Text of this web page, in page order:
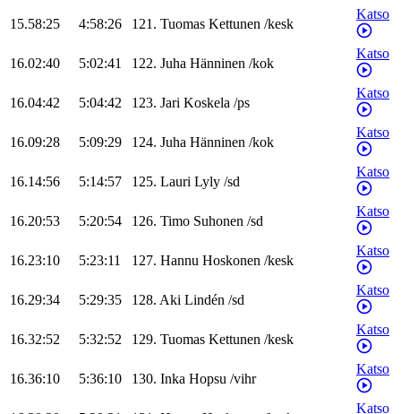
15.58:25 4:58:26 121. Tuomas Kettunen /kesk
Katso
16.02:40 5:02:41 122. Juha Hänninen /kok
Katso
16.04:42 5:04:42 123. Jari Koskela /ps
Katso
16.09:28 5:09:29 124. Juha Hänninen /kok
Katso
16.14:56 5:14:57 125. Lauri Lyly /sd
Katso
16.20:53 5:20:54 126. Timo Suhonen /sd
Katso
16.23:10 5:23:11 127. Hannu Hoskonen /kesk
Katso
16.29:34 5:29:35 128. Aki Lindén /sd
Katso
16.32:52 5:32:52 129. Tuomas Kettunen /kesk
Katso
16.36:10 5:36:10 130. Inka Hopsu /vihr
Katso
Katso